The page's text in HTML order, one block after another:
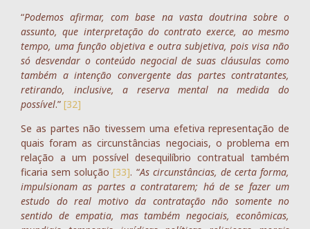
“Podemos afirmar, com base na vasta doutrina sobre o
assunto, que interpretação do contrato exerce, ao mesmo
tempo, uma função objetiva e outra subjetiva, pois visa não
só desvendar o conteúdo negocial de suas cláusulas como
também a intenção convergente das partes contratantes,
retirando, inclusive, a reserva mental na medida do
possível.” [32]
Se as partes não tivessem uma efetiva representação de
quais foram as circunstâncias negociais, o problema em
relação a um possível desequilíbrio contratual também
ficaria sem solução[33]. “As circunstâncias, de certa forma,
impulsionam as partes a contratarem; há de se fazer um
estudo do real motivo da contratação não somente no
sentido de empatia, mas também negociais, econômicas,